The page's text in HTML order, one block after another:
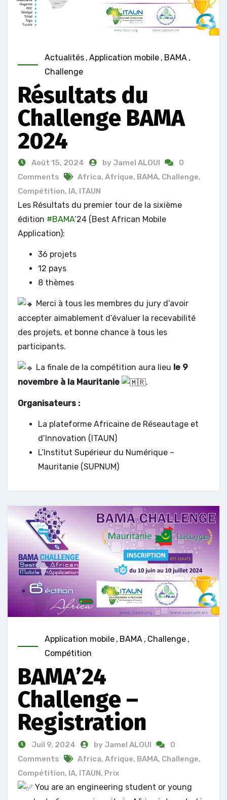
Actualités , Application mobile , BAMA ,
Challenge
Résultats du
Challenge BAMA
2024
Août 15, 2024 by Jamel ALOUI
0
Comments
Africa, Afrique, BAMA, Challenge,
Compétition, IA, ITAUN
Les Résultats du premier tour de la sixième
édition #BAMA’24 (Best African Mobile
Application):
36 projets
12 pays
8 thèmes
Merci à tous les membres du jury d’avoir
accepter aimablement d’évaluer la recevabilité
des projets, et bonne chance à tous les
participants.
La finale de la compétition aura lieu le 9
novembre à la Mauritanie
.
Organisateurs :
La plateforme Africaine de Réseautage et
d’Innovation (ITAUN)
L’Institut Supérieur du Numérique –
Mauritanie (SUPNUM)
Application mobile , BAMA , Challenge ,
Compétition
BAMA’24
Challenge –
Registration
Juil 9, 2024 by Jamel ALOUI
0
Comments
Africa, Afrique, BAMA, Challenge,
Compétition, IA, ITAUN, Prix
You are an engineering student or young